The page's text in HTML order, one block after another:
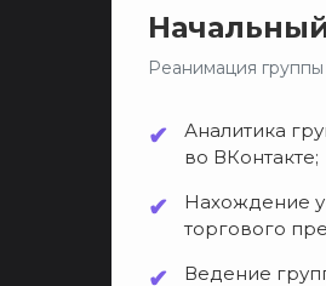
Реанимация группы
Аналитика
во ВКонтакте;
Нахождение
торгового
Ведение